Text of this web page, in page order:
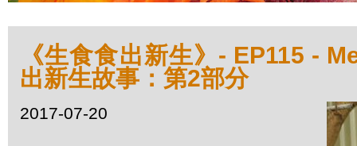
《生食食出新生》- EP115 -
出新生故事：第2部分
2017-07-20